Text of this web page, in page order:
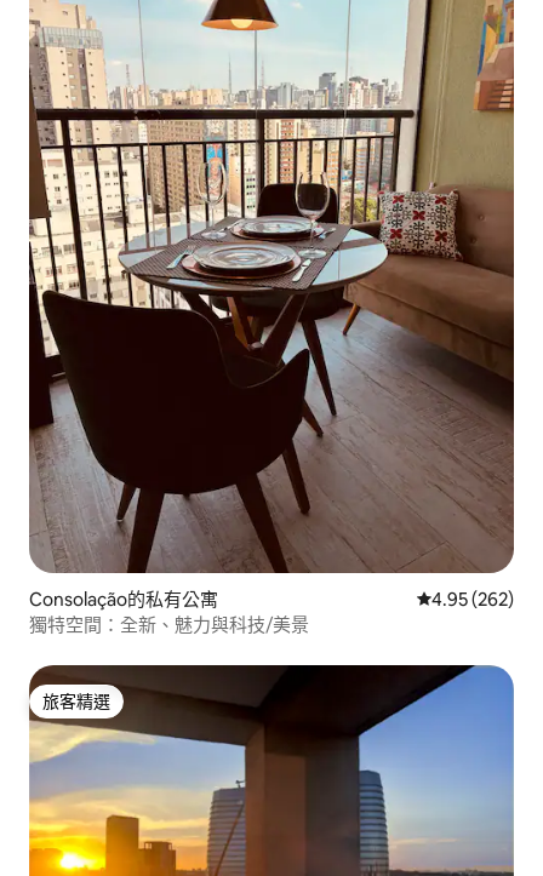
Consolação的私有公寓 從 262 則評價
4.95 (262)
獨特空間：全新、魅力與科技/美景
旅客精選
旅客精選